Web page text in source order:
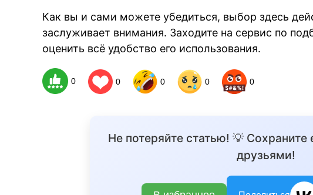
Как вы и сами можете убедиться, выбор здесь
заслуживает внимания. Заходите на сервис по
оценить всё удобство его использования.
0 0 0 0 0
Не потеряйте статью! 💡 Сохраните
друзьями!